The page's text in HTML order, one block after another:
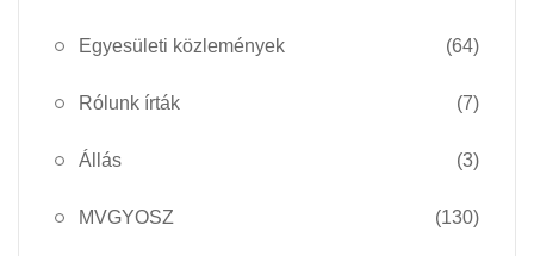
Egyesületi közlemények (64)
Rólunk írták (7)
Állás (3)
MVGYOSZ (130)